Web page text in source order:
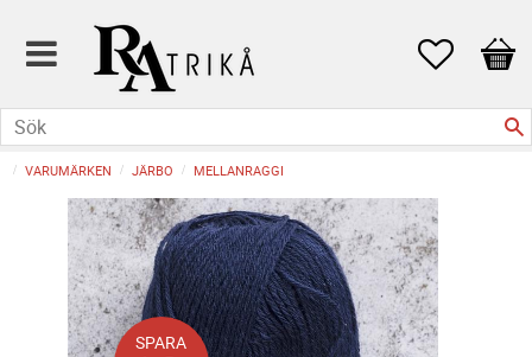
Favoriter
VARUMÄRKEN JÄRBO MELLANRAGGI
SPARA